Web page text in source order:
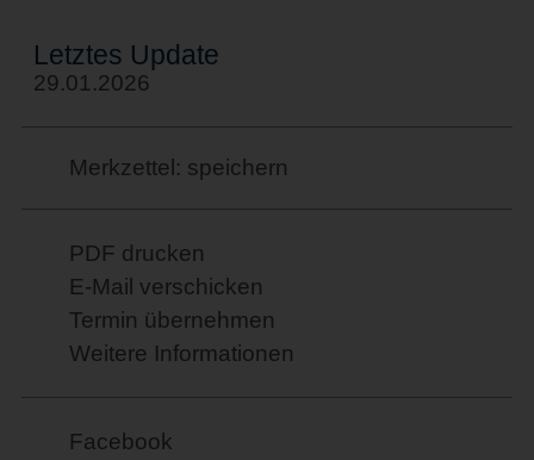
Letztes Update
29.01.2026
Merkzettel: speichern
PDF drucken
E-Mail verschicken
Termin übernehmen
Weitere Informationen
Facebook